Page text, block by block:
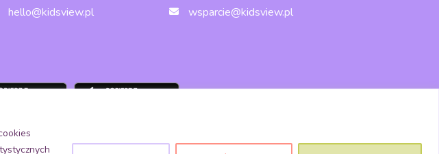
hello@kidsview.pl
wsparcie@kidsview.pl